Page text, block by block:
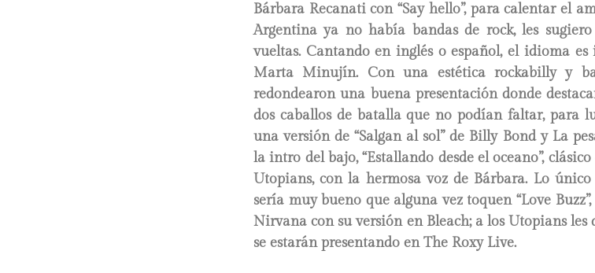
Bárbara Recanati con “Say hello”, para calentar el
Argentina ya no había bandas de rock, les
vueltas. Cantando en inglés o español, el idioma es
Marta Minujín. Con una estética rockabilly y
redondearon una buena presentación donde
dos caballos de batalla que no podían faltar, para
una versión de “Salgan al sol” de Billy Bond y La
la intro del bajo, “Estallando desde el oceano”,
Utopians, con la hermosa voz de Bárbara. Lo
sería muy bueno que alguna vez toquen “Love
Nirvana con su versión en Bleach; a los Utopians
se estarán presentando en The Roxy Live.